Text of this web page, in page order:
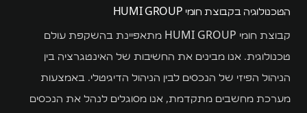
הטכנולוגיה בקבוצת חומי HUMI GROUP
קבוצת חומי HUMI GROUP מתאפיינת בהשקפת עולם
טכנולוגית. אנו מבינים את החשיבות של האינטגרציה בין
הניהול הפיזי של הנכסים לבין הניהול הדיגיטלי. באמצעות
מערכת מחשבים מתקדמת, אנו מסוגלים לנהל את הנכסים